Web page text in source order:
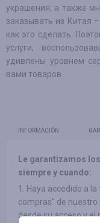
украшения, а также
заказывать из Китая
как это сделать.
услуги,
удивлены уровнем
вами товаров.
INFORMACIÓN
Le garantizamos
siempre y cuando:
1. Haya accedido a
compras" de nuestro
desde su acceso y